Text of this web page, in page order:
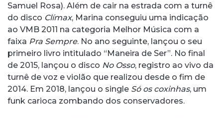
Samuel Rosa). Além de cair na estrada com a turnê
do disco Clímax, Marina conseguiu uma indicação
ao VMB 2011 na categoria Melhor Música com a
faixa Pra Sempre. No ano seguinte, lançou o seu
primeiro livro intitulado “Maneira de Ser”. No final
de 2015, lançou o disco No Osso, registro ao vivo da
turnê de voz e violão que realizou desde o fim de
2014. Em 2018, lançou o single Só os coxinhas, um
funk carioca zombando dos conservadores.